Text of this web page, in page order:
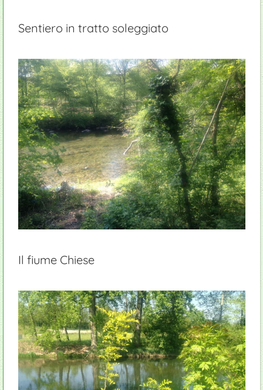
Sentiero in tratto soleggiato
Il fiume Chiese